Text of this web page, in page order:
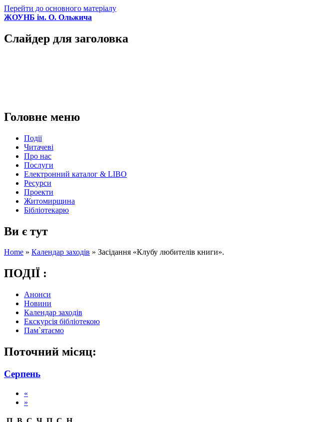
Перейти до основного матеріалу
ЖОУНБ ім. О. Ольжича
Слайдер для заголовка
Головне меню
Події
Читачеві
Про нас
Послуги
Електронний каталог & LIBO
Ресурси
Проекти
Житомирщина
Бібліотекарю
Ви є тут
Home » Календар заходів » Засідання «Клубу любителів книги».
ПОДІЇ :
Анонси
Новини
Календар заходів
Екскурсія бібліотекою
Пам`ятаємо
Поточний місяц:
Серпень
«
»